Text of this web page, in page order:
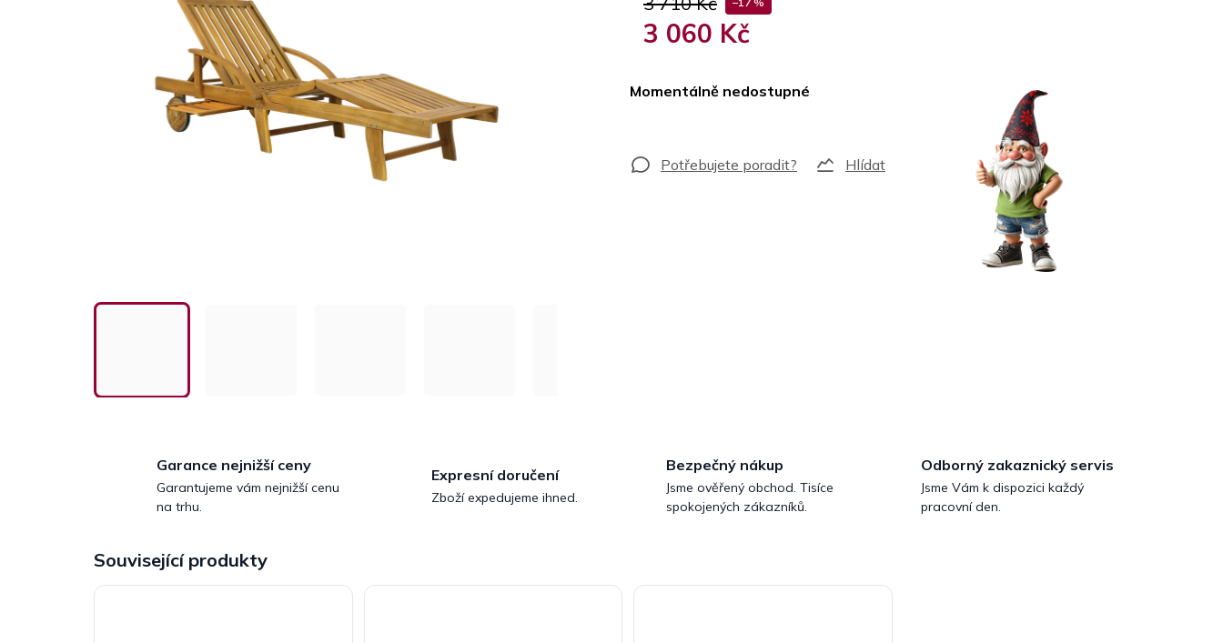
3 060 Kč
Momentálně nedostupné
Hlídat
Garance nejnižší ceny
Garantujeme vám nejnižší cenu
na trhu.
Expresní doručení
Zboží expedujeme ihned.
Bezpečný nákup
Jsme ověřený obchod. Tisíce
spokojených zákazníků.
Odborný zakaznický servis
Jsme Vám k dispozici každý
pracovní den.
Související produkty